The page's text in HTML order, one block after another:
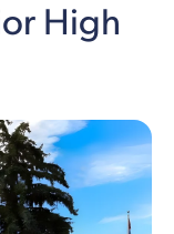
High